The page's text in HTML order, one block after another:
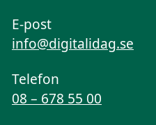
E-post
info@digitalidag.se
Telefon
08 – 678 55 00